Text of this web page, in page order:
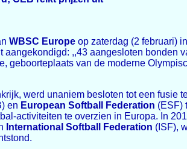
WBSC Europe op zaterdag (2 februari)
,,43 aangesloten bonden
geboorteplaats van de moderne
werd unaniem besloten tot een fusie
en European Softball Federation (ESF)
activiteiten te overzien in Europa. In
International Softball Federation (ISF),